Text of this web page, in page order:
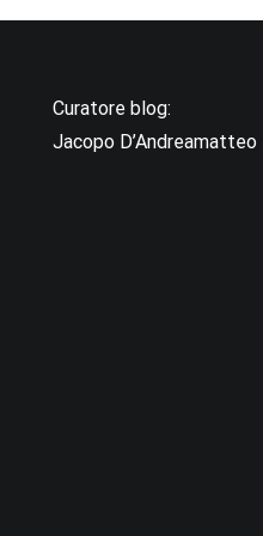
Curatore blog:
Jacopo D’Andreamatteo